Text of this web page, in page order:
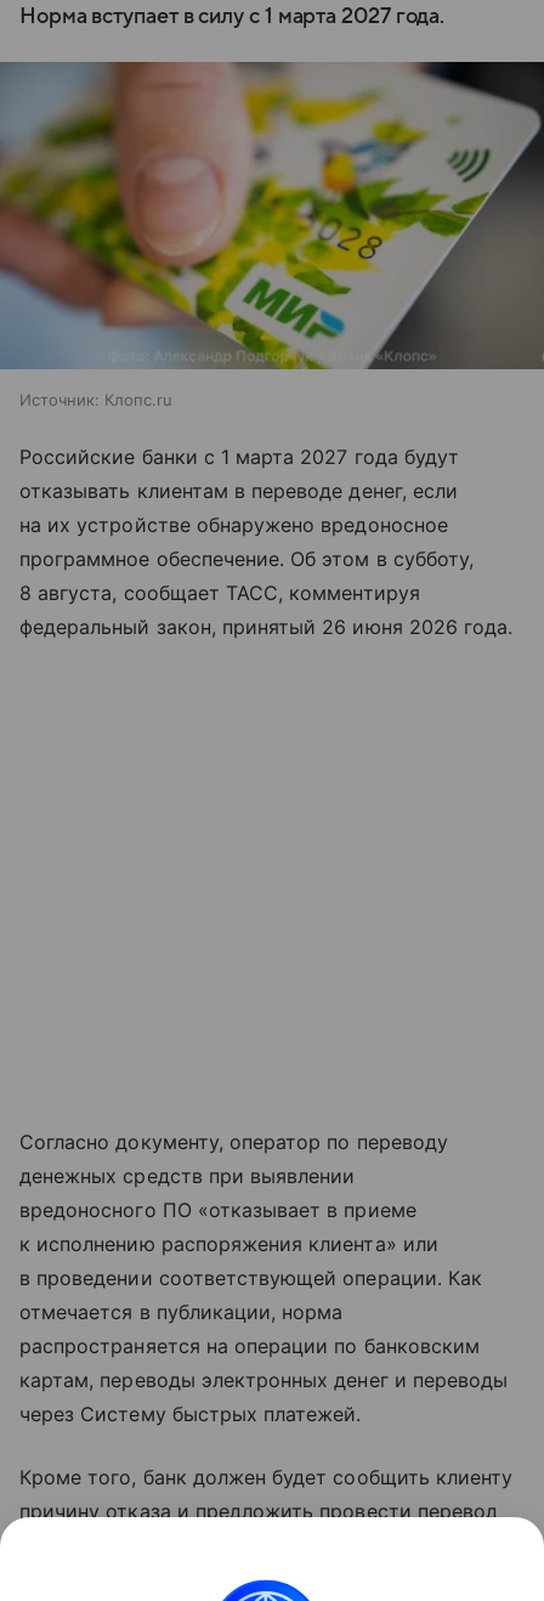
Норма вступает в силу с 1 марта 2027 года.
Источник: Клопс.ru
Российские банки с 1 марта 2027 года будут
отказывать клиентам в переводе денег, если
на их устройстве обнаружено вредоносное
программное обеспечение. Об этом в субботу,
8 августа, сообщает ТАСС, комментируя
федеральный закон, принятый 26 июня 2026 года.
Согласно документу, оператор по переводу
денежных средств при выявлении
вредоносного ПО «отказывает в приеме
к исполнению распоряжения клиента» или
в проведении соответствующей операции. Как
отмечается в публикации, норма
распространяется на операции по банковским
картам, переводы электронных денег и переводы
через Систему быстрых платежей.
Кроме того, банк должен будет сообщить клиенту
причину отказа и предложить провести перевод